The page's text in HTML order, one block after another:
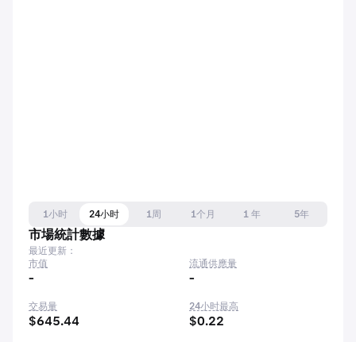
1小时 24小时 1周 1个月 1 年
5年
市場統計數據
最近更新：
市值
-
流通供應量
-
交易量
$645.44
24小时最高
$0.22